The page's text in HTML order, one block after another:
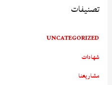
تصنيفات
UNCATEGORIZED
شهادات
مشاريعنا